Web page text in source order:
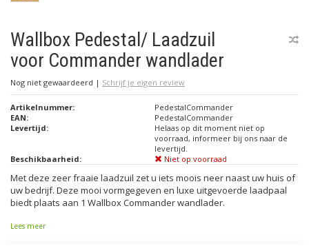
Wallbox Pedestal/ Laadzuil
voor Commander wandlader
Nog niet gewaardeerd | Schrijf je eigen review
Artikelnummer:
PedestalCommander
EAN:
PedestalCommander
Levertijd:
Helaas op dit moment niet op
voorraad, informeer bij ons naar de
levertijd.
Beschikbaarheid:
Niet op voorraad
Met deze zeer fraaie laadzuil zet u iets moois neer naast uw huis of
uw bedrijf. Deze mooi vormgegeven en luxe uitgevoerde laadpaal
biedt plaats aan 1 Wallbox Commander wandlader.
Lees meer